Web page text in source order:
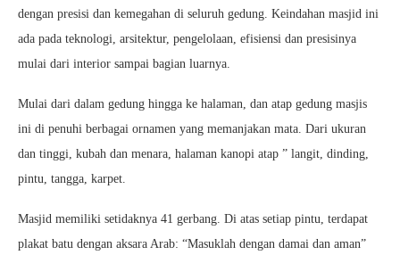
dengan presisi dan kemegahan di seluruh gedung. Keindahan masjid ini
ada pada teknologi, arsitektur, pengelolaan, efisiensi dan presisinya
mulai dari interior sampai bagian luarnya.
Mulai dari dalam gedung hingga ke halaman, dan atap gedung masjis
ini di penuhi berbagai ornamen yang memanjakan mata. Dari ukuran
dan tinggi, kubah dan menara, halaman kanopi atap ” langit, dinding,
pintu, tangga, karpet.
Masjid memiliki setidaknya 41 gerbang. Di atas setiap pintu, terdapat
plakat batu dengan aksara Arab: “Masuklah dengan damai dan aman”